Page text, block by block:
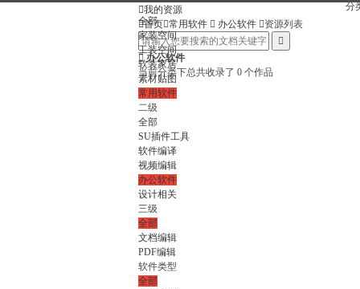
我的资源
首页常用软件  办公软件 资源列表

办公软件
当前分类下总共收录了 0 个作品
分
全部
家装空间
工装空间
软装家居
素材贴图
常用软件
二级
全部
SU插件工具
软件编译
视频编辑
办公软件
设计相关
三级
全部
文档编辑
PDF编辑
软件类型
全部